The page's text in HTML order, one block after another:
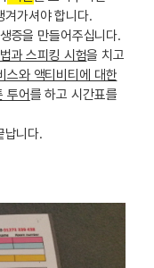
겨가셔야 합니다.
증을 만들어주십니다.
과 스피킹 시험을 치고
스와 액티비티에 대한
투어를 하고 시간표를
납니다.